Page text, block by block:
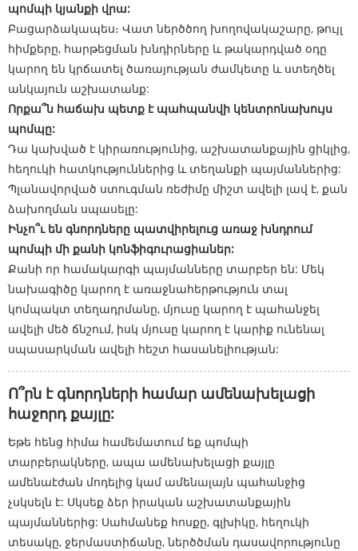
պոմպի կյանքի վրա:
Բացարձակապես։ Վատ ներծծող խողովակաշարը, թույլ
հիմքերը, հարթեցման խնդիրները և թակարդված օդը
կարող են կրճատել ծառայության ժամկետը և ստեղծել
անկայուն աշխատանք:
Որքա՞ն հաճախ պետք է պահպանվի կենտրոնախույս
պոմպը:
Դա կախված է կիրառությունից, աշխատանքային ցիկլից,
հեղուկի հատկություններից և տեղանքի պայմաններից:
Պլանավորված ստուգման ռեժիմը միշտ ավելի լավ է, քան
ձախողման սպասելը:
Ինչո՞ւ են գնորդները պատվիրելուց առաջ խնդրում
պոմպի մի քանի կոնֆիգուրացիաներ:
Քանի որ համակարգի պայմանները տարբեր են: Մեկ
նախագիծը կարող է առաջնահերթություն տալ
կոմպակտ տեղադրմանը, մյուսը կարող է պահանջել
ավելի մեծ ճնշում, իսկ մյուսը կարող է կարիք ունենալ
սպասարկման ավելի հեշտ հասանելիության:
Ո՞րն է գնորդների համար ամենախելացի
հաջորդ քայլը:
Եթե ​​հենց հիմա համեմատում եք պոմպի
տարբերակները, ապա ամենախելացի քայլը
ամենաէժան մոդելից կամ ամենալայն պահանջից
չսկսելն է: Սկսեք ձեր իրական աշխատանքային
պայմաններից: Սահմանեք հոսքը, գլխիկը, հեղուկի
տեսակը, ջերմաստիճանը, ներծծման դասավորությունը